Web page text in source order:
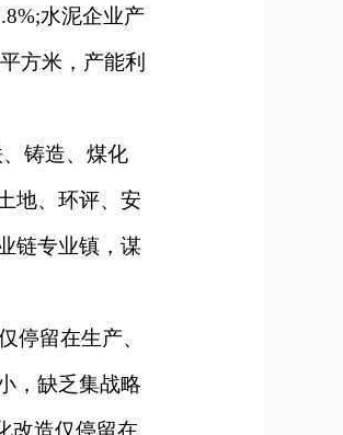
水泥企业产
方米，产能利
铸造、煤化
地、环评、安
链专业镇，谋
留在生产、
，缺乏集战略
改造仅停留在